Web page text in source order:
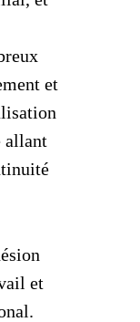
et
allant
et